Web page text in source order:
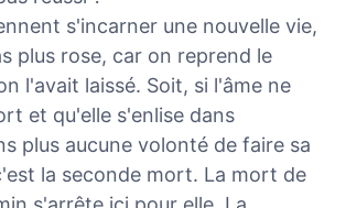
s'incarner une nouvelle vie,
plus rose, car on reprend le
l'avait laissé. Soit, si l'âme ne
et qu'elle s'enlise dans
plus aucune volonté de faire sa
la seconde mort. La mort de